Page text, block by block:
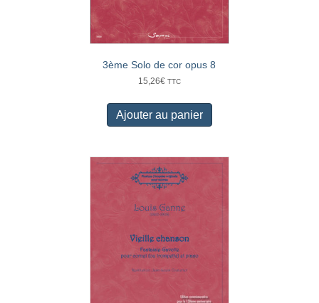
3ème Solo de cor opus 8
15,26€ TTC
Ajouter au panier